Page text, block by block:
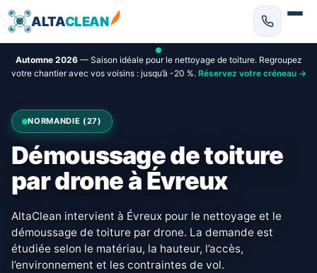
ALTACLEAN
Automne 2026— Saison idéale pour le nettoyage de toiture. Regroupez
votre chantier avec vos voisins : jusqu’à -20 %. Réservez votre créneau →
NORMANDIE (27)
Démoussage de toiture
par drone à Évreux
AltaClean intervient à Évreux pour le nettoyage et le
démoussage de toiture par drone. La demande est
étudiée selon le matériau, la hauteur, l’accès,
l’environnement et les contraintes de vol.